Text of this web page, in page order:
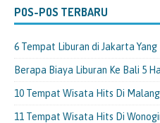
POS-POS TERBARU
6 Tempat Liburan di Jakarta
Berapa Biaya Liburan Ke Bali 5
10 Tempat Wisata Hits Di
11 Tempat Wisata Hits Di